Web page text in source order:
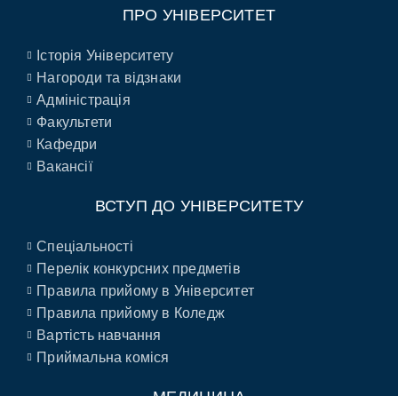
ПРО УНІВЕРСИТЕТ
Історія Університету
Нагороди та відзнаки
Адміністрація
Факультети
Кафедри
Вакансії
ВСТУП ДО УНІВЕРСИТЕТУ
Спеціальності
Перелік конкурсних предметів
Правила прийому в Університет
Правила прийому в Коледж
Вартість навчання
Приймальна коміся